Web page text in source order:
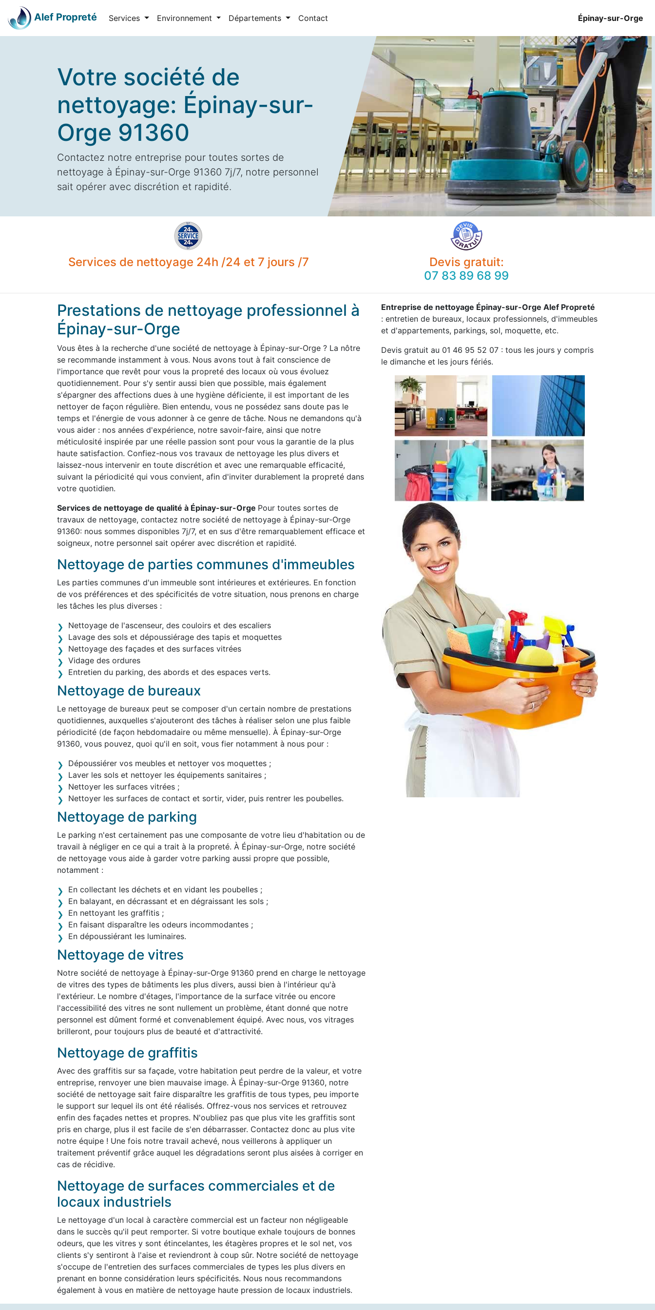
Alef Propreté Services Environnement Départements Contact Épinay-sur-Orge
Votre société de
nettoyage: Épinay-sur-
Orge 91360
Contactez notre entreprise pour toutes sortes de
nettoyage à Épinay-sur-Orge 91360 7j/7, notre personnel
sait opérer avec discrétion et rapidité.
Services de nettoyage 24h /24 et 7 jours /7
Devis gratuit:
07 83 89 68 99
Prestations de nettoyage professionnel à
Épinay-sur-Orge
Vous êtes à la recherche d'une société de nettoyage à Épinay-sur-Orge ? La nôtre
se recommande instamment à vous. Nous avons tout à fait conscience de
l'importance que revêt pour vous la propreté des locaux où vous évoluez
quotidiennement. Pour s'y sentir aussi bien que possible, mais également
s'épargner des affections dues à une hygiène déficiente, il est important de les
nettoyer de façon régulière. Bien entendu, vous ne possédez sans doute pas le
temps et l'énergie de vous adonner à ce genre de tâche. Nous ne demandons qu'à
vous aider : nos années d'expérience, notre savoir-faire, ainsi que notre
méticulosité inspirée par une réelle passion sont pour vous la garantie de la plus
haute satisfaction. Confiez-nous vos travaux de nettoyage les plus divers et
laissez-nous intervenir en toute discrétion et avec une remarquable efficacité,
suivant la périodicité qui vous convient, afin d'inviter durablement la propreté dans
votre quotidien.
Services de nettoyage de qualité à Épinay-sur-Orge Pour toutes sortes de
travaux de nettoyage, contactez notre société de nettoyage à Épinay-sur-Orge
91360: nous sommes disponibles 7j/7, et en sus d'être remarquablement efficace et
soigneux, notre personnel sait opérer avec discrétion et rapidité.
Nettoyage de parties communes d'immeubles
Les parties communes d'un immeuble sont intérieures et extérieures. En fonction
de vos préférences et des spécificités de votre situation, nous prenons en charge
les tâches les plus diverses :
Nettoyage de l'ascenseur, des couloirs et des escaliers
Lavage des sols et dépoussiérage des tapis et moquettes
Nettoyage des façades et des surfaces vitrées
Vidage des ordures
Entretien du parking, des abords et des espaces verts.
Nettoyage de bureaux
Le nettoyage de bureaux peut se composer d'un certain nombre de prestations
quotidiennes, auxquelles s'ajouteront des tâches à réaliser selon une plus faible
périodicité (de façon hebdomadaire ou même mensuelle). À Épinay-sur-Orge
91360, vous pouvez, quoi qu'il en soit, vous fier notamment à nous pour :
Dépoussiérer vos meubles et nettoyer vos moquettes ;
Laver les sols et nettoyer les équipements sanitaires ;
Nettoyer les surfaces vitrées ;
Nettoyer les surfaces de contact et sortir, vider, puis rentrer les poubelles.
Nettoyage de parking
Le parking n'est certainement pas une composante de votre lieu d'habitation ou de
travail à négliger en ce qui a trait à la propreté. À Épinay-sur-Orge, notre société
de nettoyage vous aide à garder votre parking aussi propre que possible,
notamment :
En collectant les déchets et en vidant les poubelles ;
En balayant, en décrassant et en dégraissant les sols ;
En nettoyant les graffitis ;
En faisant disparaître les odeurs incommodantes ;
En dépoussiérant les luminaires.
Nettoyage de vitres
Notre société de nettoyage à Épinay-sur-Orge 91360 prend en charge le nettoyage
de vitres des types de bâtiments les plus divers, aussi bien à l'intérieur qu'à
l'extérieur. Le nombre d'étages, l'importance de la surface vitrée ou encore
l'accessibilité des vitres ne sont nullement un problème, étant donné que notre
personnel est dûment formé et convenablement équipé. Avec nous, vos vitrages
brilleront, pour toujours plus de beauté et d'attractivité.
Nettoyage de graffitis
Avec des graffitis sur sa façade, votre habitation peut perdre de la valeur, et votre
entreprise, renvoyer une bien mauvaise image. À Épinay-sur-Orge 91360, notre
société de nettoyage sait faire disparaître les graffitis de tous types, peu importe
le support sur lequel ils ont été réalisés. Offrez-vous nos services et retrouvez
enfin des façades nettes et propres. N'oubliez pas que plus vite les graffitis sont
pris en charge, plus il est facile de s'en débarrasser. Contactez donc au plus vite
notre équipe ! Une fois notre travail achevé, nous veillerons à appliquer un
traitement préventif grâce auquel les dégradations seront plus aisées à corriger en
cas de récidive.
Nettoyage de surfaces commerciales et de
locaux industriels
Le nettoyage d'un local à caractère commercial est un facteur non négligeable
dans le succès qu'il peut remporter. Si votre boutique exhale toujours de bonnes
odeurs, que les vitres y sont étincelantes, les étagères propres et le sol net, vos
clients s'y sentiront à l'aise et reviendront à coup sûr. Notre société de nettoyage
s'occupe de l'entretien des surfaces commerciales de types les plus divers en
prenant en bonne considération leurs spécificités. Nous nous recommandons
également à vous en matière de nettoyage haute pression de locaux industriels.
Entreprise de nettoyage Épinay-sur-Orge Alef Propreté
: entretien de bureaux, locaux professionnels, d'immeubles
et d'appartements, parkings, sol, moquette, etc.
Devis gratuit au 01 46 95 52 07 : tous les jours y compris
le dimanche et les jours fériés.